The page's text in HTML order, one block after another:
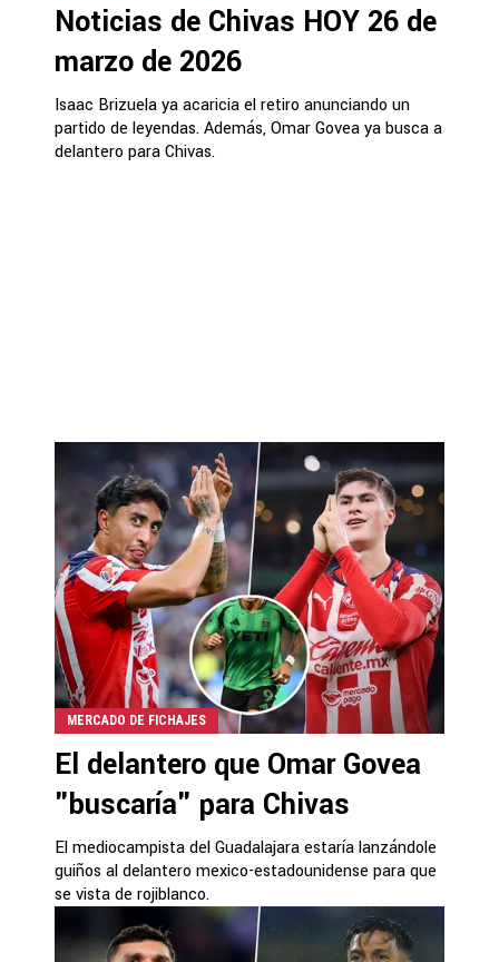
Noticias de Chivas HOY 26 de
marzo de 2026
Isaac Brizuela ya acaricia el retiro anunciando un
partido de leyendas. Además, Omar Govea ya busca a
delantero para Chivas.
MERCADO DE FICHAJES
El delantero que Omar Govea
"buscaría" para Chivas
El mediocampista del Guadalajara estaría lanzándole
guiños al delantero mexico-estadounidense para que
se vista de rojiblanco.